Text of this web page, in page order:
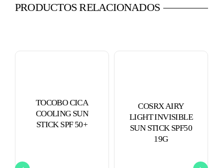
PRODUCTOS RELACIONADOS
TOCOBO CICA
COOLING SUN
STICK SPF 50+
COSRX AIRY
LIGHT INVISIBLE
SUN STICK SPF50
19G